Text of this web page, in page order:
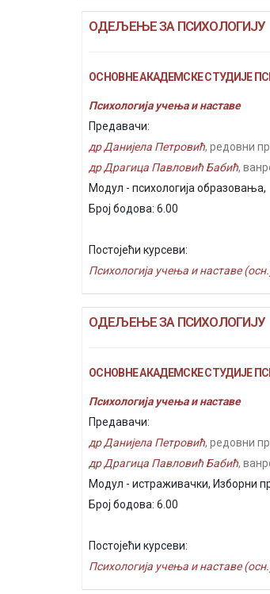
ОДЕЉЕЊЕ ЗА ПСИХОЛОГИЈУ
ОСНОВНЕ АКАДЕМСКЕ СТУДИЈЕ
Психологија учења и наставе
Предавачи:
др Данијела Петровић, редовни
др Драгица Павловић Бабић,
Модул - психологија образовања,
Број бодова: 6.00
Постојећи курсеви:
Психологија учења и наставе
ОДЕЉЕЊЕ ЗА ПСИХОЛОГИЈУ
ОСНОВНЕ АКАДЕМСКЕ СТУДИЈЕ
Психологија учења и наставе
Предавачи:
др Данијела Петровић, редовни
др Драгица Павловић Бабић,
Модул - истраживачки, Изборни
Број бодова: 6.00
Постојећи курсеви:
Психологија учења и наставе